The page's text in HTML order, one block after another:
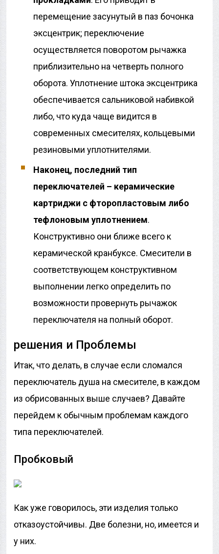
перемещение засунутый в паз бочонка
эксцентрик; переключение
осуществляется поворотом рычажка
приблизительно на четверть полного
оборота. Уплотнение штока эксцентрика
обеспечивается сальниковой набивкой
либо, что куда чаще видится в
современных смесителях, кольцевыми
резиновыми уплотнителями.
Наконец, последний тип
переключателей – керамические
картриджи с фторопластовым либо
тефлоновым уплотнением.
Конструктивно они ближе всего к
керамической кранбуксе. Смесители в
соответствующем конструктивном
выполнении легко определить по
возможности провернуть рычажок
переключателя на полный оборот.
решения и Проблемы
Итак, что делать, в случае если сломался
переключатель душа на смесителе, в каждом
из обрисованных выше случаев? Давайте
перейдем к обычным проблемам каждого
типа переключателей.
Пробковый
Как уже говорилось, эти изделия только
отказоустойчивы. Две болезни, но, имеется и
у них.